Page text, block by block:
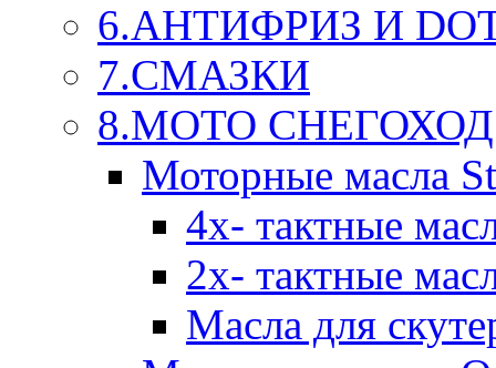
6.АНТИФРИЗ И
7.СМАЗКИ
8.МОТО
Моторные масла
4х- тактные
2х- тактные
Масла для